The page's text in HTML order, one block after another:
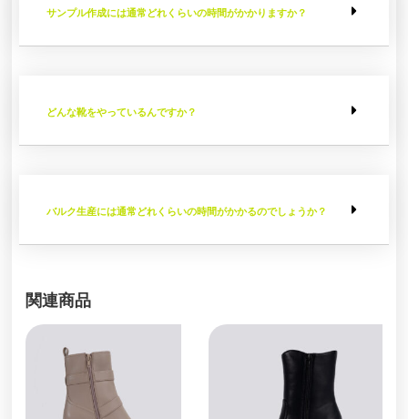
サンプル作成には通常どれくらいの時間がかかりますか？
どんな靴をやっているんですか？
バルク生産には通常どれくらいの時間がかかるのでしょうか？
関連商品